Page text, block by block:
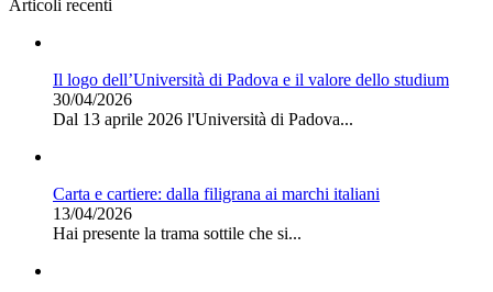
Articoli recenti
Il logo dell’Università di Padova e il valore dello studium
30/04/2026
Dal 13 aprile 2026 l'Università di Padova...
Carta e cartiere: dalla filigrana ai marchi italiani
13/04/2026
Hai presente la trama sottile che si...